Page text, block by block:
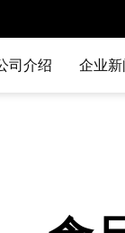
司介绍 企业